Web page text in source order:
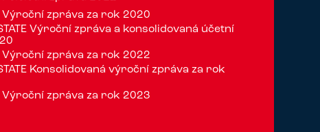
Výroční zpráva za rok 2020
Výroční zpráva a konsolidovaná účetní
Výroční zpráva za rok 2022
Konsolidovaná výroční zpráva za rok
Výroční zpráva za rok 2023